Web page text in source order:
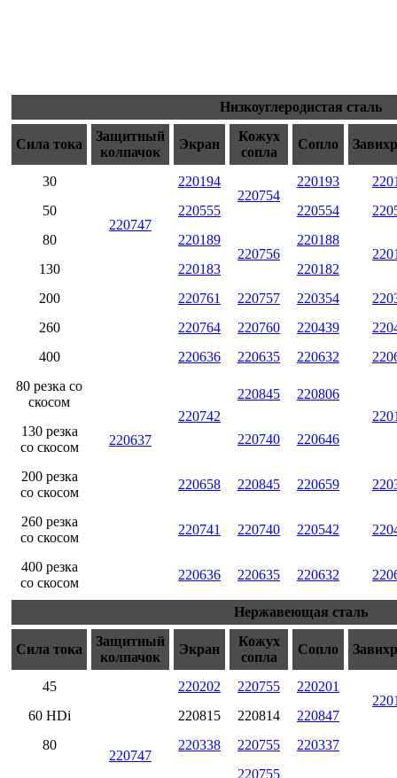
Низкоуглеродистая сталь
Сила тока
Защитный
колпачок
Экран
Кожух
сопла
Сопло
30
220747
220194
220754
220193
50
220555 220554
80
220189
220756
220188
130
220183
220182
200
220637
220761 220757 220354
260
220764 220760 220439
400
220636 220635 220632
80 резка со
скосом
220742
220845
220806
130 резка
со скосом
220740 220646
200 резка
со скосом
220658 220845 220659
260 резка
со скосом
220741 220740 220542
400 резка
со скосом
220636 220635 220632
Нержавеющая сталь
Сила тока
Защитный
колпачок
Экран
Кожух
сопла
Сопло
45
220747
220202 220755
220201
60 HDi
220815 220814
220847
80
220338 220755 220337
220755